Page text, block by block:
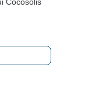
Cocosolis